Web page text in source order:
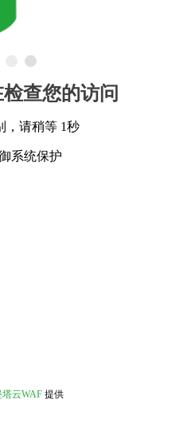
查您的访问
，请稍等 1秒
系统保护
塔云WAF 提供